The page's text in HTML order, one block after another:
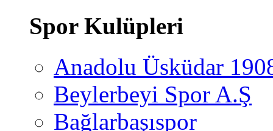
Spor Kulüpleri
Anadolu Üsküdar
Beylerbeyi Spor A.Ş
Bağlarbaşıspor